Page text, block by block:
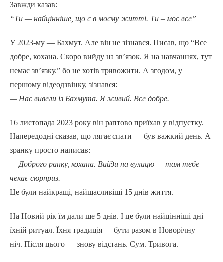
Завжди казав:
“Ти — найцінніше, що є в моєму житті. Ти – моє все”
У 2023-му — Бахмут. Але він не зізнався. Писав, що “Все
добре, кохана. Скоро вийду на зв’язок. Я на навчаннях, тут
немає зв’язку.” бо не хотів тривожити. А згодом, у
першому відеодзвінку, зізнався:
— Нас вивели із Бахмута. Я живий. Все добре.
16 листопада 2023 року він раптово приїхав у відпустку.
Напередодні сказав, що лягає спати — був важкий день. А
зранку просто написав:
— Доброго ранку, кохана. Вийди на вулицю — там тебе
чекає сюрприз.
Це були найкращі, найщасливіші 15 днів життя.
На Новий рік їм дали ще 5 днів. І це були найцінніші дні —
їхній ритуал. Їхня традиція — бути разом в Новорічну
ніч. Після цього — знову відстань. Сум. Тривога.